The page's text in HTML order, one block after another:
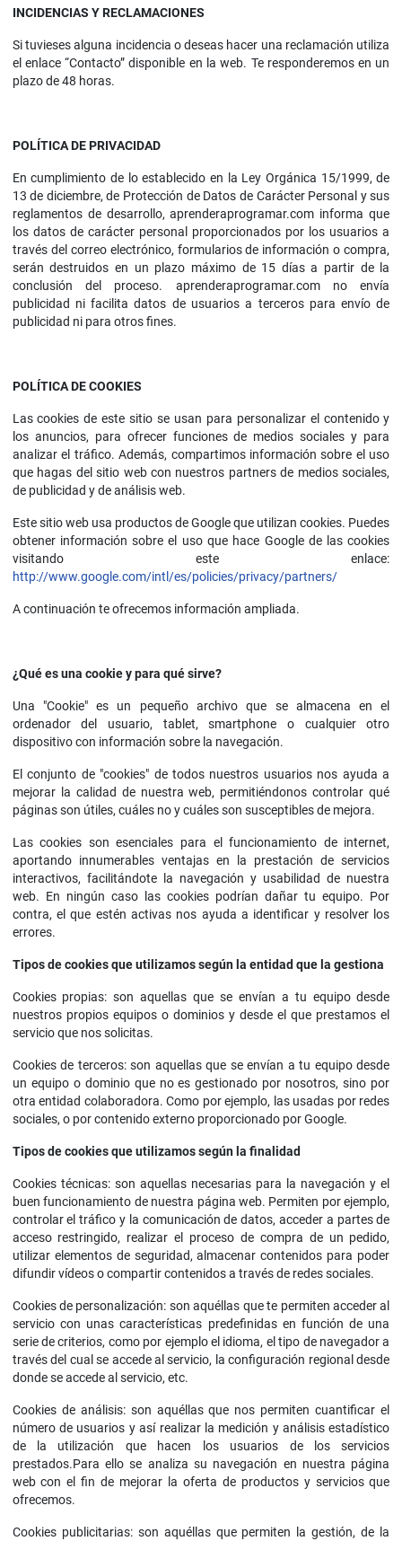
INCIDENCIAS Y RECLAMACIONES
Si tuvieses alguna incidencia o deseas hacer una reclamación utiliza
el enlace “Contacto” disponible en la web. Te responderemos en un
plazo de 48 horas.
POLÍTICA DE PRIVACIDAD
En cumplimiento de lo establecido en la Ley Orgánica 15/1999, de
13 de diciembre, de Protección de Datos de Carácter Personal y sus
reglamentos de desarrollo, aprenderaprogramar.com informa que
los datos de carácter personal proporcionados por los usuarios a
través del correo electrónico, formularios de información o compra,
serán destruidos en un plazo máximo de 15 días a partir de la
conclusión del proceso. aprenderaprogramar.com no envía
publicidad ni facilita datos de usuarios a terceros para envío de
publicidad ni para otros fines.
POLÍTICA DE COOKIES
Las cookies de este sitio se usan para personalizar el contenido y
los anuncios, para ofrecer funciones de medios sociales y para
analizar el tráfico. Además, compartimos información sobre el uso
que hagas del sitio web con nuestros partners de medios sociales,
de publicidad y de análisis web.
Este sitio web usa productos de Google que utilizan cookies. Puedes
obtener información sobre el uso que hace Google de las cookies
visitando este enlace:
http://www.google.com/intl/es/policies/privacy/partners/
A continuación te ofrecemos información ampliada.
¿Qué es una cookie y para qué sirve?
Una "Cookie" es un pequeño archivo que se almacena en el
ordenador del usuario, tablet, smartphone o cualquier otro
dispositivo con información sobre la navegación.
El conjunto de "cookies" de todos nuestros usuarios nos ayuda a
mejorar la calidad de nuestra web, permitiéndonos controlar qué
páginas son útiles, cuáles no y cuáles son susceptibles de mejora.
Las cookies son esenciales para el funcionamiento de internet,
aportando innumerables ventajas en la prestación de servicios
interactivos, facilitándote la navegación y usabilidad de nuestra
web. En ningún caso las cookies podrían dañar tu equipo. Por
contra, el que estén activas nos ayuda a identificar y resolver los
errores.
Tipos de cookies que utilizamos según la entidad que la gestiona
Cookies propias: son aquellas que se envían a tu equipo desde
nuestros propios equipos o dominios y desde el que prestamos el
servicio que nos solicitas.
Cookies de terceros: son aquellas que se envían a tu equipo desde
un equipo o dominio que no es gestionado por nosotros, sino por
otra entidad colaboradora. Como por ejemplo, las usadas por redes
sociales, o por contenido externo proporcionado por Google.
Tipos de cookies que utilizamos según la finalidad
Cookies técnicas: son aquellas necesarias para la navegación y el
buen funcionamiento de nuestra página web. Permiten por ejemplo,
controlar el tráfico y la comunicación de datos, acceder a partes de
acceso restringido, realizar el proceso de compra de un pedido,
utilizar elementos de seguridad, almacenar contenidos para poder
difundir vídeos o compartir contenidos a través de redes sociales.
Cookies de personalización: son aquéllas que te permiten acceder al
servicio con unas características predefinidas en función de una
serie de criterios, como por ejemplo el idioma, el tipo de navegador a
través del cual se accede al servicio, la configuración regional desde
donde se accede al servicio, etc.
Cookies de análisis: son aquéllas que nos permiten cuantificar el
número de usuarios y así realizar la medición y análisis estadístico
de la utilización que hacen los usuarios de los servicios
prestados.Para ello se analiza su navegación en nuestra página
web con el fin de mejorar la oferta de productos y servicios que
ofrecemos.
Cookies publicitarias: son aquéllas que permiten la gestión, de la